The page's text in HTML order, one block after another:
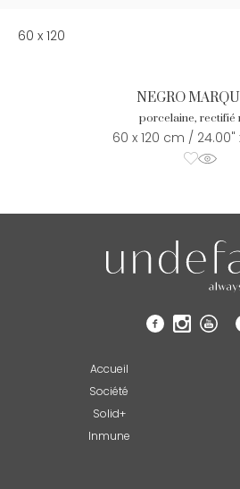
60 x 120
NEGRO
porcelaine, rectifié
60 x 120 cm / 24.00"
Accueil
Société
Solid+
Inmune